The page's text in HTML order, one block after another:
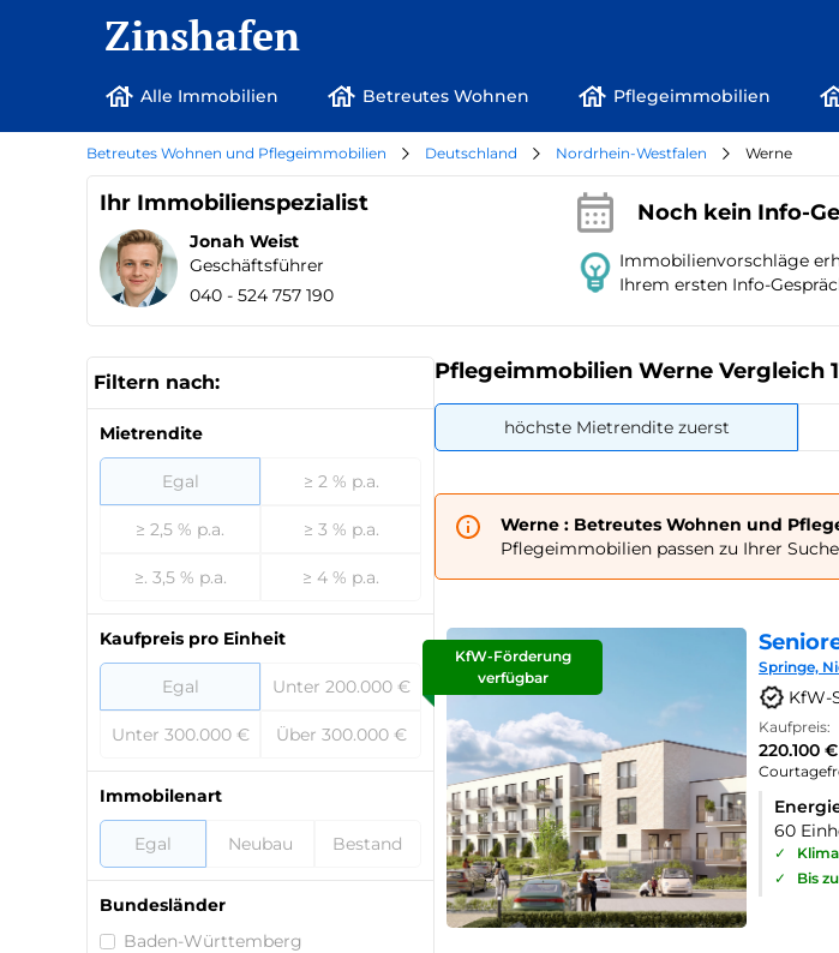
Zinshafen
Alle Immobilien Betreutes Wohnen Pflegeimmobilien
Betreutes Wohnen und Pflegeimmobilien Deutschland Nordrhein-Westfalen Werne
Ihr Immobilienspezialist
Jonah Weist
Geschäftsführer
040 - 524 757 190
Noch kein Info-
Immobilienvorschläge
Ihrem ersten Info-
Filtern nach:
Mietrendite
Egal ≥ 2 % p.a.
≥ 2,5 % p.a. ≥ 3 % p.a.
≥. 3,5 % p.a. ≥ 4 % p.a.
Kaufpreis pro Einheit
Egal Unter 200.000 €
Unter 300.000 € Über 300.000 €
Immobilenart
Egal Neubau Bestand
Bundesländer
Baden-Württemberg
Pflegeimmobilien Werne Vergleich
höchste Mietrendite zuerst
Werne : Betreutes Wohnen und
Pflegeimmobilien passen zu Ihrer
KfW-Förderung
verfügbar
Springe,
KfW-
Kaufpreis:
220.100
60
✓
✓
Bis